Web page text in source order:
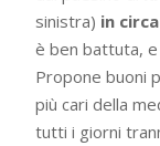
sinistra) in
è ben battuta,
Propone buoni
più cari della
tutti i giorni